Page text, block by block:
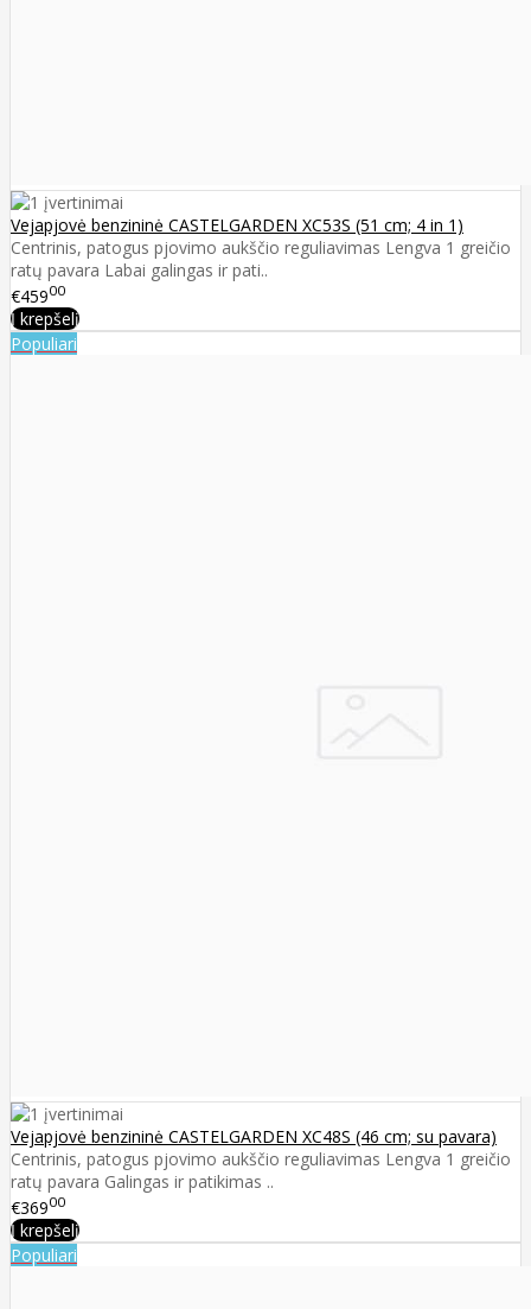
Vejapjovė benzininė CASTELGARDEN XC53S (51 cm; 4 in 1)
Centrinis, patogus pjovimo aukščio reguliavimas Lengva 1 greičio
ratų pavara Labai galingas ir pati..
€45900
Į krepšelį
Populiari
Vejapjovė benzininė CASTELGARDEN XC48S (46 cm; su pavara)
Centrinis, patogus pjovimo aukščio reguliavimas Lengva 1 greičio
ratų pavara Galingas ir patikimas ..
€36900
Į krepšelį
Populiari